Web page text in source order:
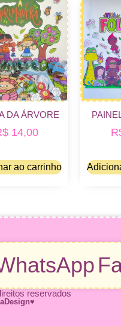
DA ÁRVORE
14,00
ao carrinho
reservados
♥